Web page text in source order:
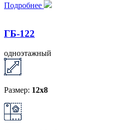
Подробнее
ГБ-122
одноэтажный
Размер: 12x8